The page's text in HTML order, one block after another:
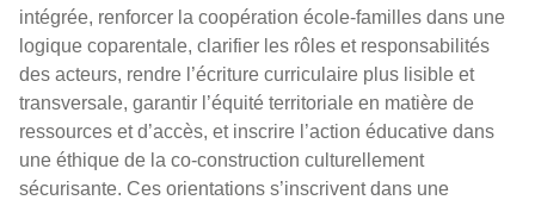
intégrée, renforcer la coopération école-familles dans une
logique coparentale, clarifier les rôles et responsabilités
des acteurs, rendre l’écriture curriculaire plus lisible et
transversale, garantir l’équité territoriale en matière de
ressources et d’accès, et inscrire l’action éducative dans
une éthique de la co-construction culturellement
sécurisante. Ces orientations s’inscrivent dans une